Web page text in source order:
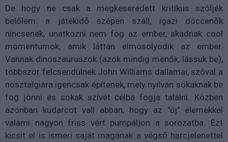
De hogy ne csak a megkeseredett kritikus szóljék
belőlem: a játékidő szépen száll, igazi döccenők
nincsenek, unatkozni nem fog az ember, akadnak cool
momentumok, amik láttán elmosolyodik az ember.
Vannak dinoszauruszok (azok mindig menők, lássuk be),
többször felcsendülnek John Williams dallamai, szóval a
nosztalgiára igencsak építenek, mely nyilván sokaknak be
fog jönni és sokak szívét célba fogja találni. Közben
azonban kudarcot vall abban, hogy az "új" elemekkel
valami nagyon friss vért pumpáljon a sorozatba. Ezt
kicsit el is ismeri saját magának a végső harcjelenettel